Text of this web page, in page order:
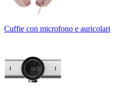
Cuffie con microfono e auricolari